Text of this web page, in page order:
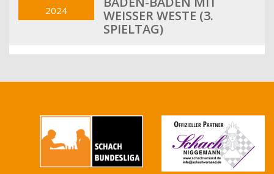
2024
WEISSER WESTE (3. S
PIELTAG)